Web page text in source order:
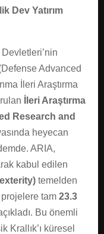
Dev Yatırım
Advanced
İleri Araştırma
İleri Araştırma
Research and
heyecan
ARIA,
kabul edilen
temelden
tam 23.3
Bu önemli
Krallık’ı küresel